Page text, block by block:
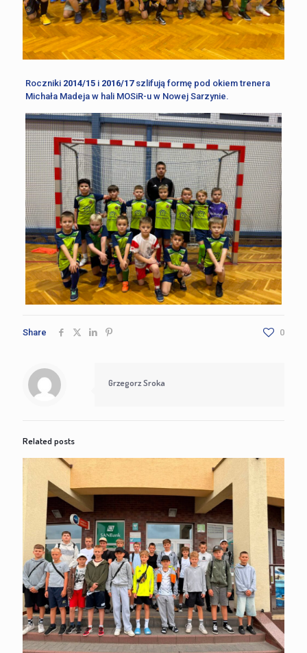
Roczniki 2014/15i 2016/17szlifują formę pod okiem trenera
Michała Madeja w hali MOSiR-u w Nowej Sarzynie.
Share 0
Grzegorz Sroka
Related posts